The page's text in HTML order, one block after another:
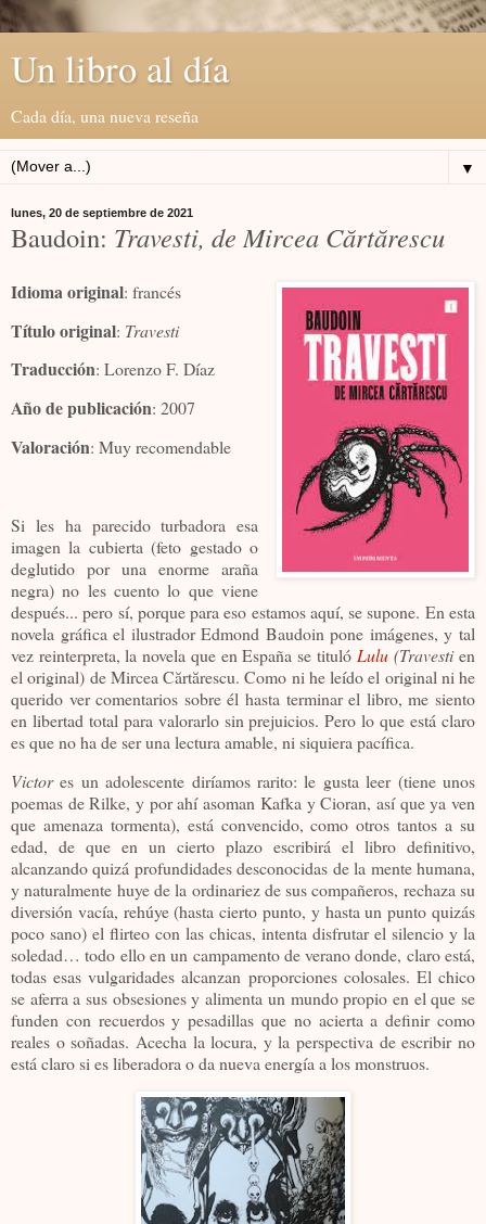
Un libro al día
Cada día, una nueva reseña
▼
lunes, 20 de septiembre de 2021
Baudoin: Travesti, de Mircea Cărtărescu
Idioma original: francés
Título original: Travesti
Traducción: Lorenzo F. Díaz
Año de publicación: 2007
Valoración: Muy recomendable
Si les ha parecido turbadora esa
imagen la cubierta (feto gestado o
deglutido por una enorme araña
negra) no les cuento lo que viene
después... pero sí, porque para eso estamos aquí, se supone. En esta
novela gráfica el ilustrador Edmond Baudoin pone imágenes, y tal
vez reinterpreta, la novela que en España se tituló Lulu(Travestien
el original) de Mircea Cărtărescu. Como ni he leído el original ni he
querido ver comentarios sobre él hasta terminar el libro, me siento
en libertad total para valorarlo sin prejuicios. Pero lo que está claro
es que no ha de ser una lectura amable, ni siquiera pacífica.
Victores un adolescente diríamos rarito: le gusta leer (tiene unos
poemas de Rilke, y por ahí asoman Kafka y Cioran, así que ya ven
que amenaza tormenta), está convencido, como otros tantos a su
edad, de que en un cierto plazo escribirá el libro definitivo,
alcanzando quizá profundidades desconocidas de la mente humana,
y naturalmente huye de la ordinariez de sus compañeros, rechaza su
diversión vacía, rehúye (hasta cierto punto, y hasta un punto quizás
poco sano) el flirteo con las chicas, intenta disfrutar el silencio y la
soledad… todo ello en un campamento de verano donde, claro está,
todas esas vulgaridades alcanzan proporciones colosales. El chico
se aferra a sus obsesiones y alimenta un mundo propio en el que se
funden con recuerdos y pesadillas que no acierta a definir como
reales o soñadas. Acecha la locura, y la perspectiva de escribir no
está claro si es liberadora o da nueva energía a los monstruos.